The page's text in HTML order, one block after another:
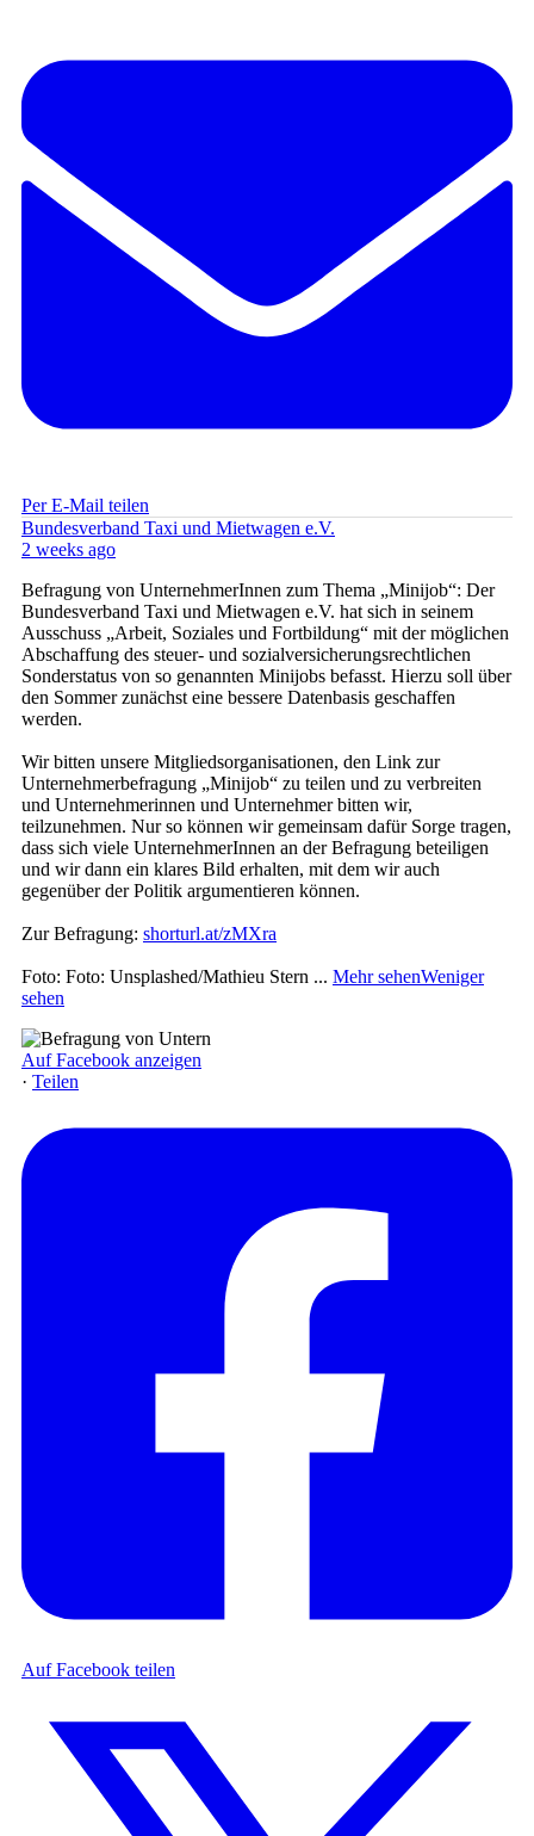
Per E-Mail teilen
Bundesverband Taxi und Mietwagen e.V.
2 weeks ago
Befragung von UnternehmerInnen zum Thema „Minijob“: Der
Bundesverband Taxi und Mietwagen e.V. hat sich in seinem
Ausschuss „Arbeit, Soziales und Fortbildung“ mit der möglichen
Abschaffung des steuer- und sozialversicherungsrechtlichen
Sonderstatus von so genannten Minijobs befasst. Hierzu soll über
den Sommer zunächst eine bessere Datenbasis geschaffen
werden.
Wir bitten unsere Mitgliedsorganisationen, den Link zur
Unternehmerbefragung „Minijob“ zu teilen und zu verbreiten
und Unternehmerinnen und Unternehmer bitten wir,
teilzunehmen. Nur so können wir gemeinsam dafür Sorge tragen,
dass sich viele UnternehmerInnen an der Befragung beteiligen
und wir dann ein klares Bild erhalten, mit dem wir auch
gegenüber der Politik argumentieren können.
Zur Befragung: shorturl.at/zMXra
Foto: Foto: Unsplashed/Mathieu Stern ... Mehr sehenWeniger
sehen
Auf Facebook anzeigen
· Teilen
Auf Facebook teilen